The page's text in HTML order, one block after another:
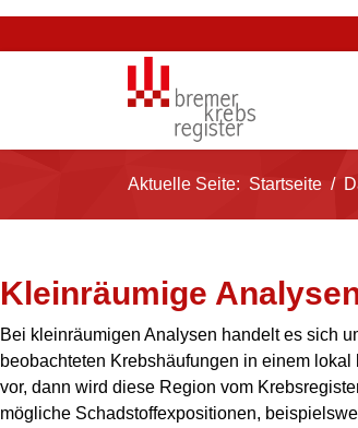
Aktuelle Seite: Startseite
Kleinräumige
Bei kleinräumigen Analysen handelt es sich
beobachteten Krebshäufungen in einem
vor, dann wird diese Region vom
mögliche Schadstoffexpositionen,